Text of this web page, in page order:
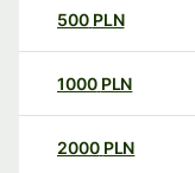
500 PLN
1000 PLN
2000 PLN